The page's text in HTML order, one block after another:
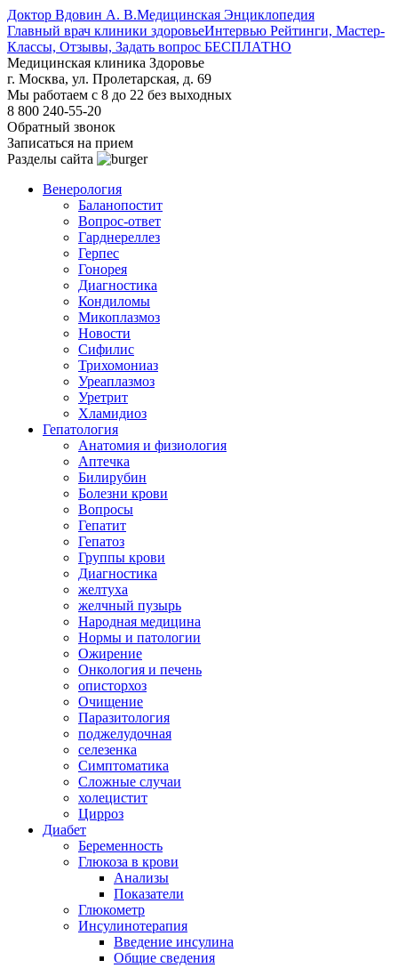
Доктор Вдовин А. В.Медицинская Энциклопедия
Главный врач клиники здоровьеИнтервью Рейтинги, Мастер-
Классы, Отзывы, Задать вопрос БЕСПЛАТНО
Медицинская клиника Здоровье
г. Москва, ул. Пролетарская, д. 69
Мы работаем с 8 до 22 без выходных
8 800 240-55-20
Обратный звонок
Записаться на прием
Разделы сайта
Венерология
Баланопостит
Вопрос-ответ
Гарднереллез
Герпес
Гонорея
Диагностика
Кондиломы
Микоплазмоз
Новости
Сифилис
Трихомониаз
Уреаплазмоз
Уретрит
Хламидиоз
Гепатология
Анатомия и физиология
Аптечка
Билирубин
Болезни крови
Вопросы
Гепатит
Гепатоз
Группы крови
Диагностика
желтуха
желчный пузырь
Народная медицина
Нормы и патологии
Ожирение
Онкология и печень
описторхоз
Очищение
Паразитология
поджелудочная
селезенка
Симптоматика
Сложные случаи
холецистит
Цирроз
Диабет
Беременность
Глюкоза в крови
Анализы
Показатели
Глюкометр
Инсулинотерапия
Введение инсулина
Общие сведения